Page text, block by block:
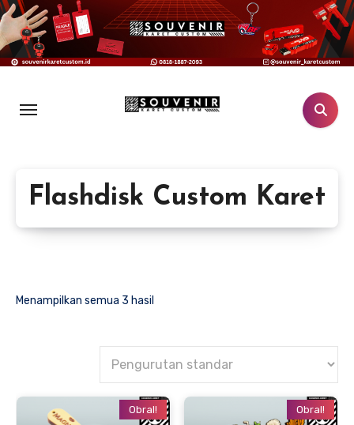
Lewati
ke
konten
Flashdisk Custom Karet
Menampilkan semua 3 hasil
Obral! Obral!